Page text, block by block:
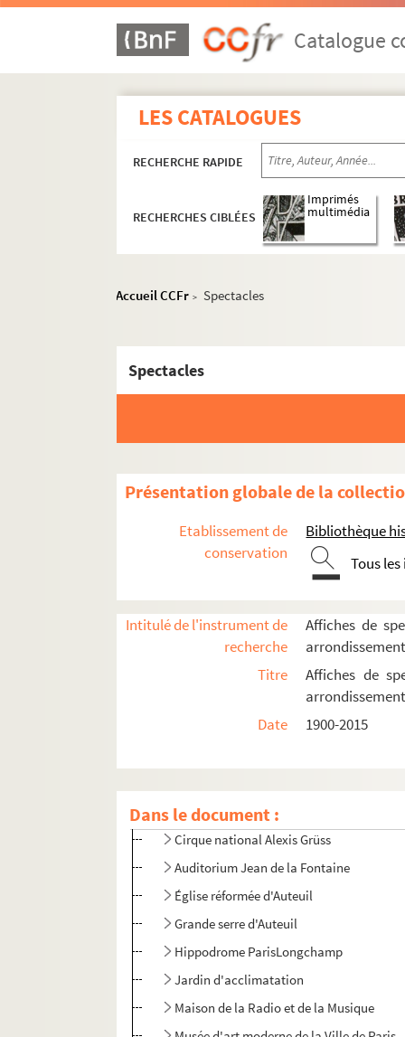
Catalogue
LES CATALOGUES
RECHERCHE RAPIDE
RECHERCHES CIBLÉES
Imprimés
multimédia
Accueil CCFr > Spectacles
Spectacles
Présentation globale de la
Etablissement de
conservation
Bibliothèque
Tous
Intitulé de l'instrument de
recherche
Affiches de
Titre
Affiches de
Date
1900-2015
Dans le document :
16e arrondissement
Cirque national Alexis Grüss
Auditorium Jean de la Fontaine
Église réformée d'Auteuil
Grande serre d'Auteuil
Hippodrome ParisLongchamp
Jardin d'acclimatation
Maison de la Radio et de la Musique